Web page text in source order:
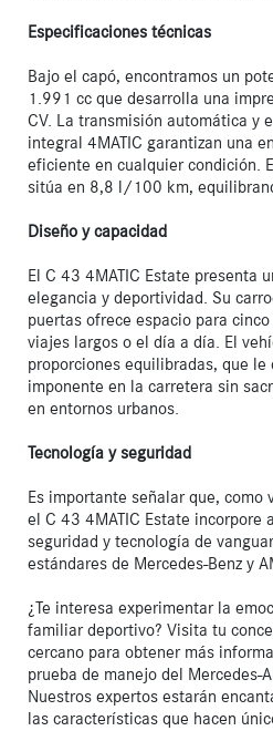
Especificaciones técnicas
Bajo el capó, encontramos un
1.991 cc que desarrolla una
CV. La transmisión automática y
integral 4MATIC garantizan una
eficiente en cualquier condición.
sitúa en 8,8 l/100 km,
Diseño y capacidad
El C 43 4MATIC Estate presenta
elegancia y deportividad. Su
puertas ofrece espacio para
viajes largos o el día a día. El
proporciones equilibradas, que
imponente en la carretera sin
en entornos urbanos.
Tecnología y seguridad
Es importante señalar que, como
el C 43 4MATIC Estate incorpore
seguridad y tecnología de
estándares de Mercedes-Benz y
¿Te interesa experimentar la
familiar deportivo? Visita tu
cercano para obtener más
prueba de manejo del Mercedes-
Nuestros expertos estarán
las características que hacen